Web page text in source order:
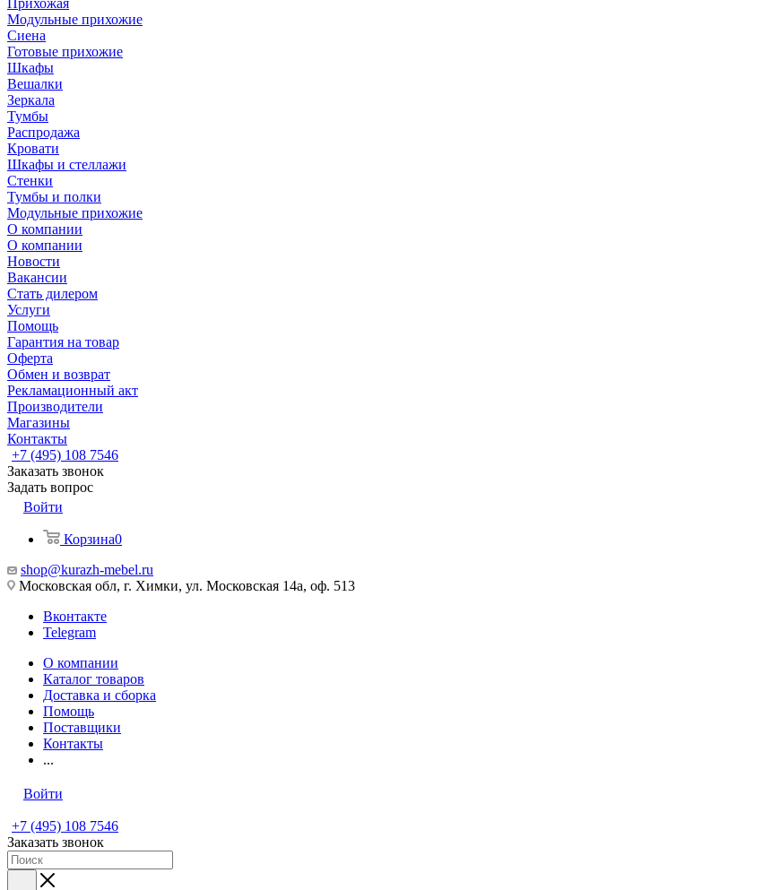
Прихожая
Модульные прихожие
Сиена
Готовые прихожие
Шкафы
Вешалки
Зеркала
Тумбы
Распродажа
Кровати
Шкафы и стеллажи
Стенки
Тумбы и полки
Модульные прихожие
О компании
О компании
Новости
Вакансии
Стать дилером
Услуги
Помощь
Гарантия на товар
Оферта
Обмен и возврат
Рекламационный акт
Производители
Магазины
Контакты
+7 (495) 108 7546
Заказать звонок
Задать вопрос
Войти
Корзина0
shop@kurazh-mebel.ru
Московская обл, г. Химки, ул. Московская 14а, оф. 513
Вконтакте
Telegram
О компании
Каталог товаров
Доставка и сборка
Помощь
Поставщики
Контакты
...
Войти
+7 (495) 108 7546
Заказать звонок